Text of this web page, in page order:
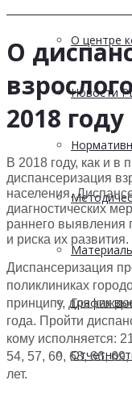
О центре
Новости
График
О
2018 году
В 2018 году, как и
диспансеризация
населения.
диагностических
раннего выявления
и риска их развития.
Диспансеризация
поликлиниках
принципу, для
года. Пройти
кому исполняется:
54, 57, 60, 63, 66,
лет.